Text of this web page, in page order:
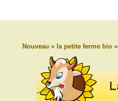
Nouveau « la petite ferme bio »